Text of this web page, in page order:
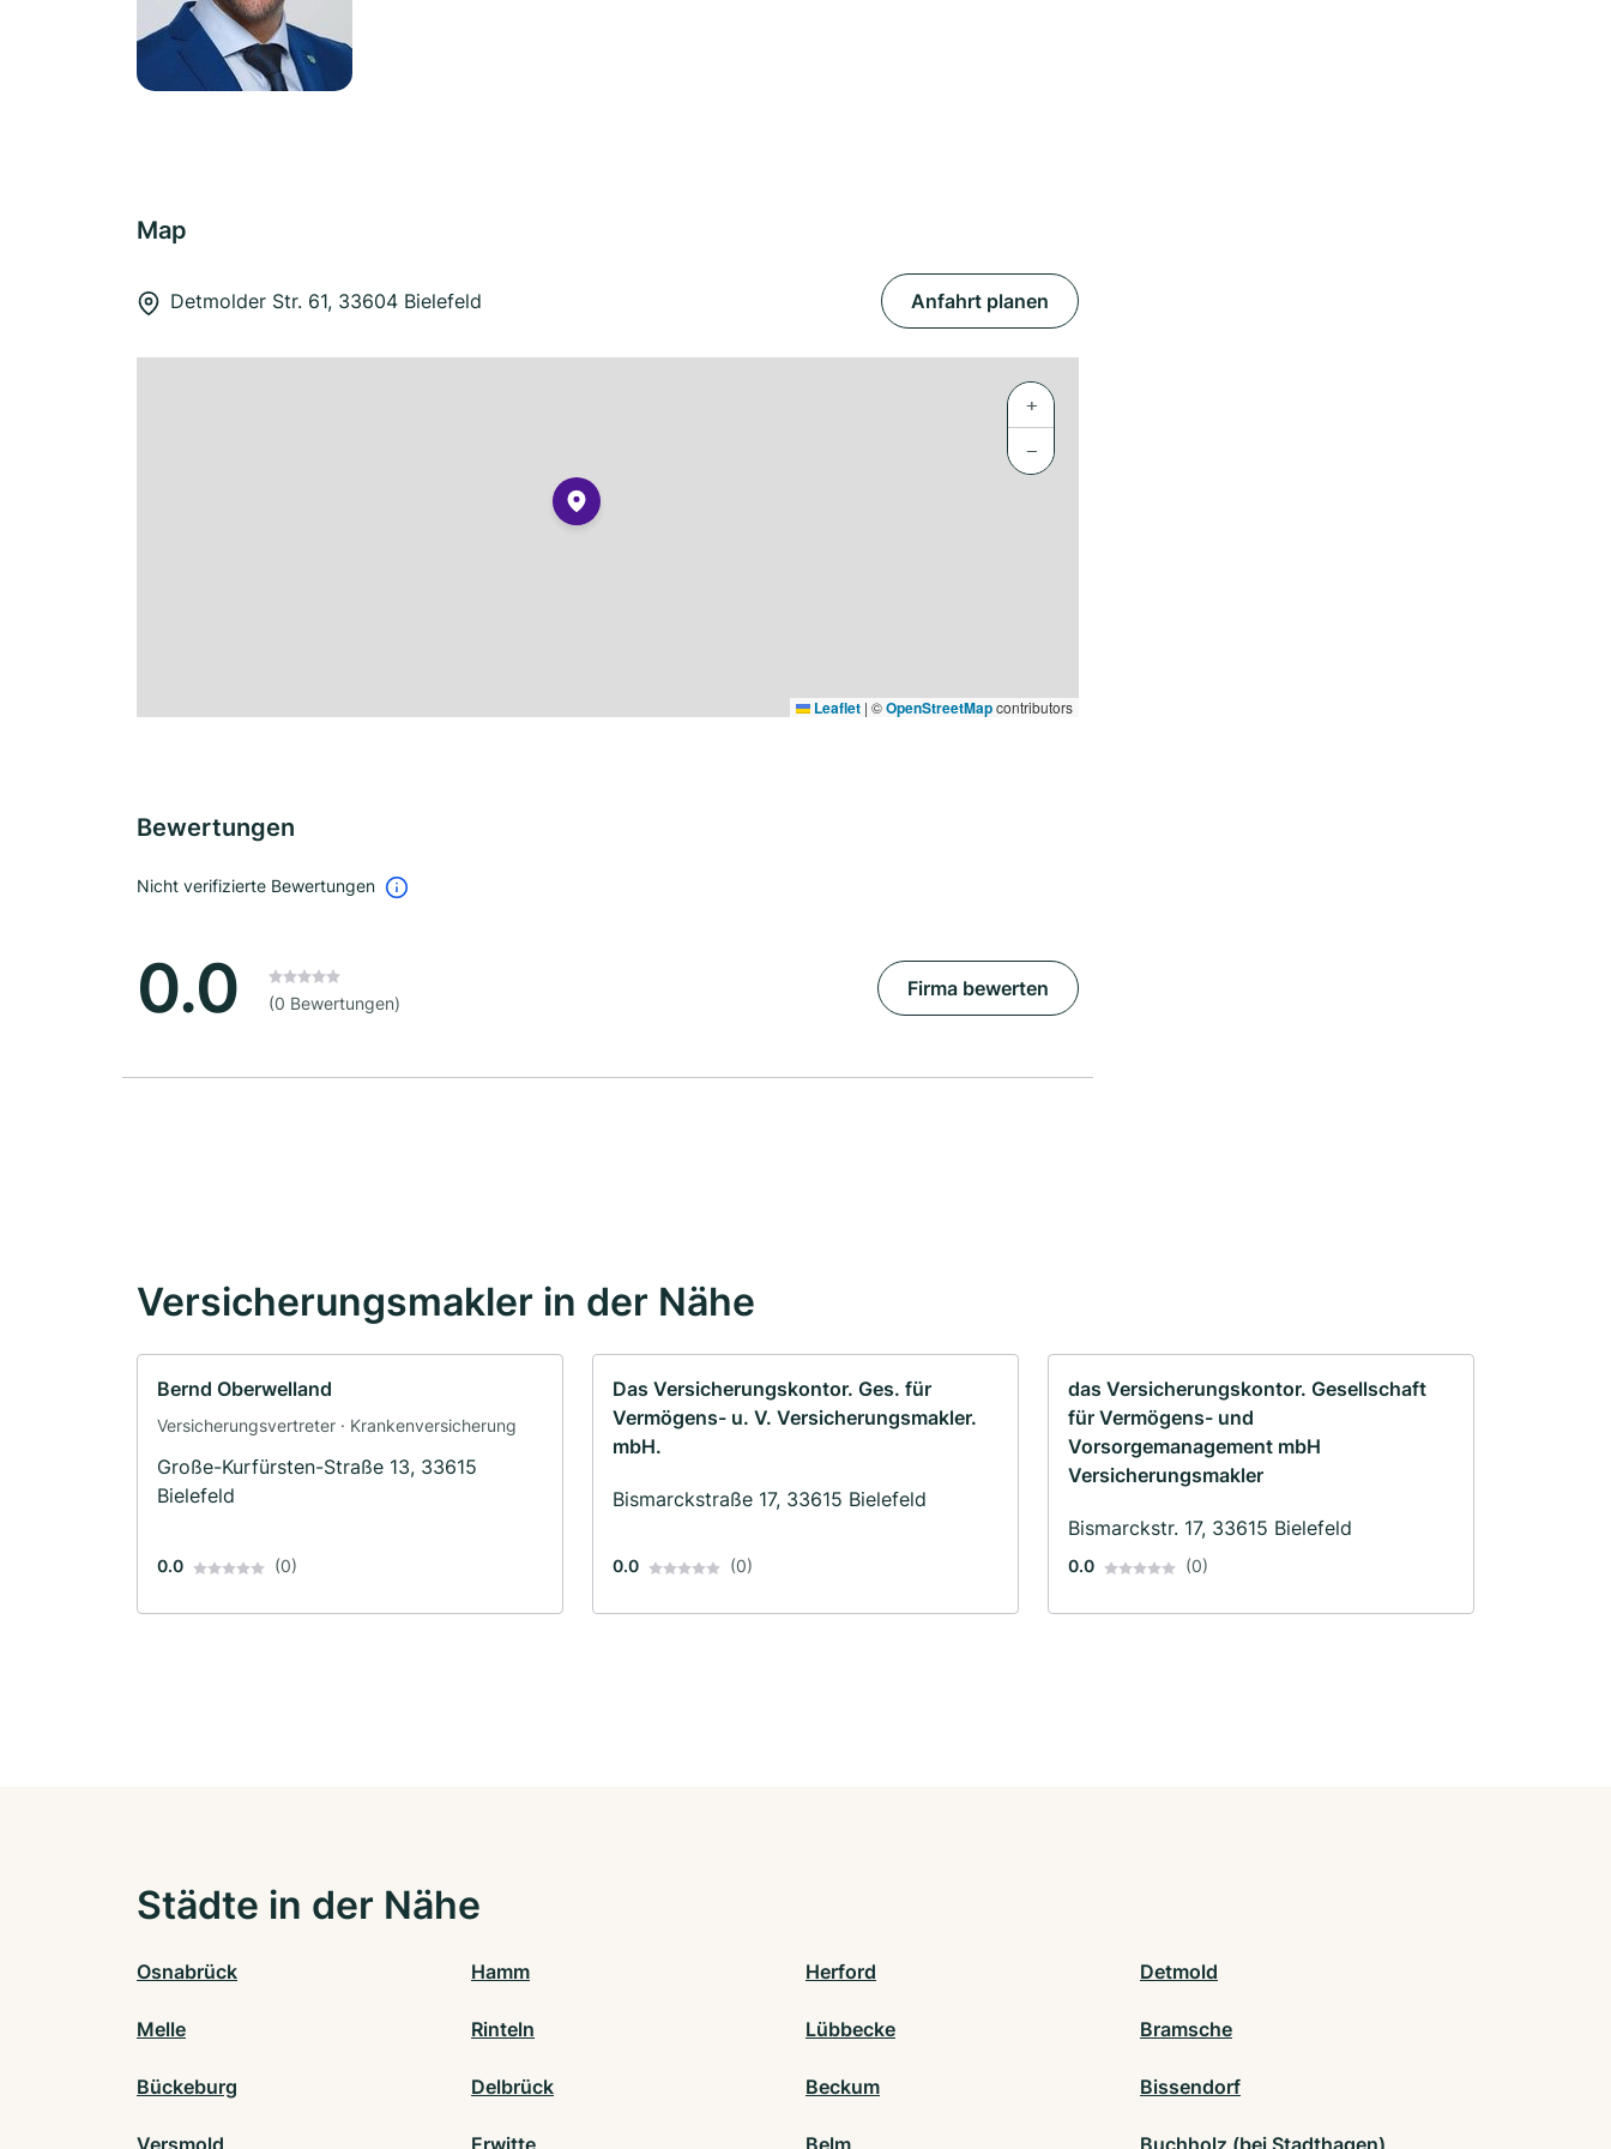
Map
Detmolder Str. 61, 33604 Bielefeld Anfahrt planen
+
−
Leaflet | ©OpenStreetMapcontributors
Bewertungen
Nicht verifizierte Bewertungen
0.0 (0 Bewertungen)
Firma bewerten
Versicherungsmakler in der Nähe
Bernd Oberwelland
Versicherungsvertreter · Krankenversicherung
Große-Kurfürsten-Straße 13, 33615
Bielefeld
0.0 (0)
Das Versicherungskontor. Ges. für
Vermögens- u. V. Versicherungsmakler.
mbH.
Bismarckstraße 17, 33615 Bielefeld
0.0 (0)
das Versicherungskontor. Gesellschaft
für Vermögens- und
Vorsorgemanagement mbH
Versicherungsmakler
Bismarckstr. 17, 33615 Bielefeld
0.0 (0)
Städte in der Nähe
Osnabrück Hamm Herford Detmold
Melle Rinteln Lübbecke Bramsche
Bückeburg Delbrück Beckum Bissendorf